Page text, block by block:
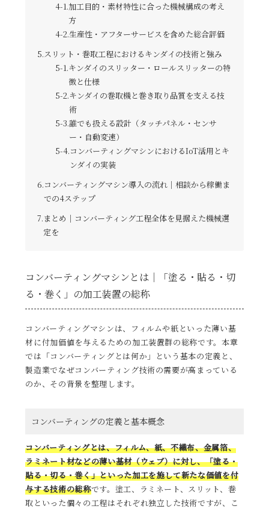
加工目的・素材特性に合った機械構成の考え
方
生産性・アフターサービスを含めた総合評価
スリット・巻取工程におけるキンダイの技術と強み
キンダイのスリッター・ロールスリッターの特
徴と仕様
キンダイの巻取機と巻き取り品質を支える技
術
誰でも扱える設計（タッチパネル・センサ
ー・自動変速）
コンバーティングマシンにおけるIoT活用とキ
ンダイの実装
コンバーティングマシン導入の流れ｜相談から稼働ま
での4ステップ
まとめ｜コンバーティング工程全体を見据えた機械選
定を
コンバーティングマシンとは｜「塗る・貼る・切
る・巻く」の加工装置の総称
コンバーティングマシンは、フィルムや紙といった薄い基
材に付加価値を与えるための加工装置群の総称です。本章
では「コンバーティングとは何か」という基本の定義と、
製造業でなぜコンバーティング技術の需要が高まっている
のか、その背景を整理します。
コンバーティングの定義と基本概念
コンバーティングとは、フィルム、紙、不織布、金属箔、
ラミネート材などの薄い基材（ウェブ）に対し、「塗る・
貼る・切る・巻く」といった加工を施して新たな価値を付
与する技術の総称です。塗工、ラミネート、スリット、巻
取といった個々の工程はそれぞれ独立した技術ですが、こ